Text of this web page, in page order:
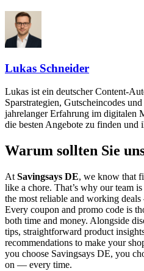
Lukas Schneider
Lukas ist ein deutscher Content-
Sparstrategien, Gutscheincodes
jahrelanger Erfahrung im digitalen
die besten Angebote zu finden und
Warum sollten Sie
At Savingsays DE, we know that
like a chore. That’s why our team
the most reliable and working
Every coupon and promo code is
both time and money. Alongside
tips, straightforward product
recommendations to make your
you choose Savingsays DE, you
on — every time.